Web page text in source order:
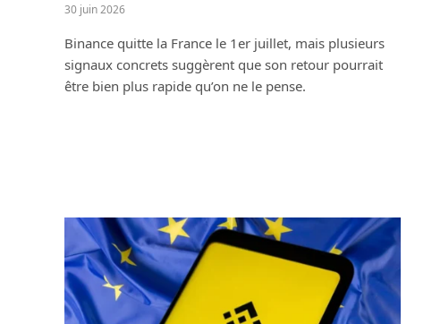
30 juin 2026
Binance quitte la France le 1er juillet, mais plusieurs
signaux concrets suggèrent que son retour pourrait
être bien plus rapide qu’on ne le pense.